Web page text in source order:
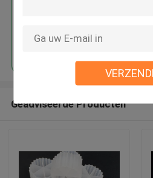
Geadviseerde Producten